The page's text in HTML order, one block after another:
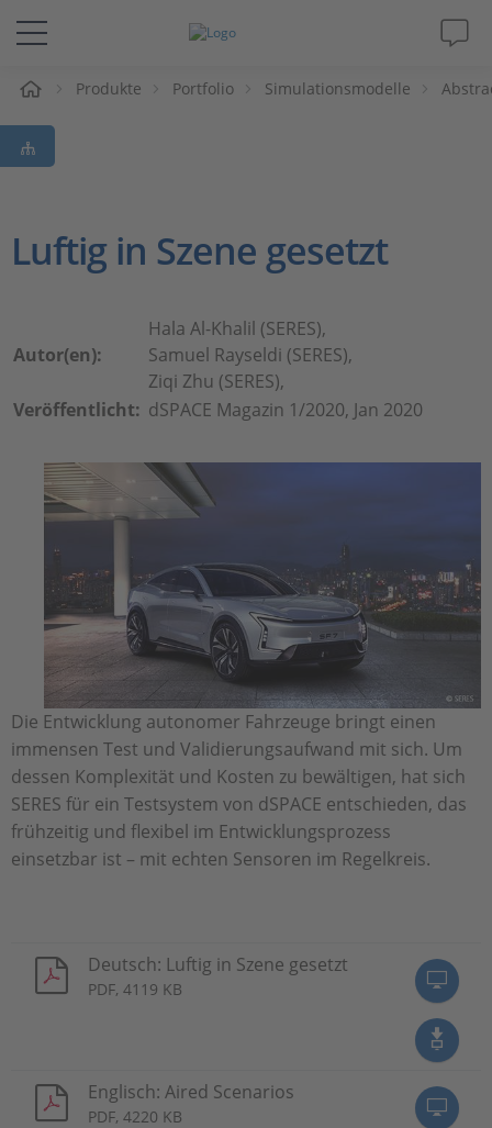
Lösungen & Produkte
Support
Unternehmen
Karriere
Produkte Portfolio Simulationsmodelle
Luftig in Szene gesetzt
Autor(en):
Hala Al-Khalil (SERES),
Samuel Rayseldi (SERES),
Ziqi Zhu (SERES),
Veröffentlicht: dSPACE Magazin 1/2020, Jan 2020
Die Entwicklung autonomer Fahrzeuge bringt einen
immensen Test und Validierungsaufwand mit sich. Um
dessen Komplexität und Kosten zu bewältigen, hat sich
SERES für ein Testsystem von dSPACE entschieden, das
frühzeitig und flexibel im Entwicklungsprozess
einsetzbar ist – mit echten Sensoren im Regelkreis.
Deutsch: Luftig in Szene gesetzt
PDF, 4119 KB
Englisch: Aired Scenarios
PDF, 4220 KB